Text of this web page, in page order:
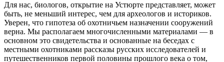
Для нас, биологов, открытие на Устюрте представляет, может
быть, не меньший интерес, чем для археологов и историков.
Уверен, что гипотеза об охотничьем назначении сооружений
верна. Мы располагаем многочисленными материалами — в
основном это свидетельства и основанные на беседах с
местными охотниками рассказы русских исследователей и
путешественников первой половины прошлого века о том,